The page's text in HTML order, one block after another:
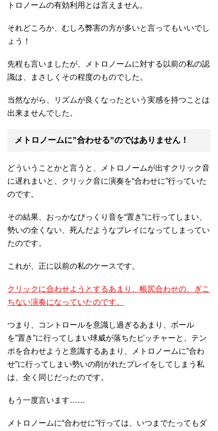
トロノームの有効利用とは言えません。
それどころか、むしろ弊害の方が多いと言ってもいいでし
ょう！
先程も言いましたが、メトロノームに対する以前の私の認
識は、まさしくその程度のものでした。
当然ながら、リズムが良くなったという実感を持つことは
出来ませんでした。
メトロノームに”合わせる”のではありません！
どういうことかと言うと、メトロノームが出すクリック音
に遅れまいと、クリック音に演奏を“合わせに”行っていた
のです。
その結果、おっかなびっくり音を“置き”に行ってしまい、
勢いの全くない、死んだようなプレイになってしまってい
たのです。
これが、正に以前の私のケースです。
クリックに合わせようとするあまり、帳尻合わせの、ぎこ
ちない演奏になっていたのです。
つまり、コントロールを意識し過ぎるあまり、ボール
を”置き”に行ってしまい球威が落ちたピッチャーと、テン
ポを合わせようと意識するあまり、メトロノームに”合わ
せ”に行ってしまい勢いの削がれたプレイをしてしまう私
は、全く同じだったのです。
もう一度言います……
メトロノームに“合わせに”行っては、いつまでたってもダ